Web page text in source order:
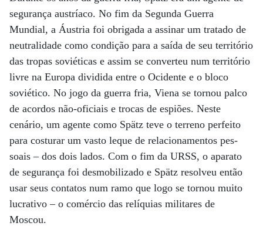
segurança austríaco. No fim da Segunda Guerra
Mundial, a Áustria foi obrigada a assinar um tratado de
neutralidade como condição para a saída de seu território
das tropas soviéticas e assim se converteu num território
livre na Europa dividida entre o Ocidente e o bloco
soviético. No jogo da guerra fria, Viena se tornou palco
de acordos não-oficiais e trocas de espiões. Neste
cenário, um agente como Spätz teve o terreno perfeito
para costurar um vasto leque de relacionamentos pes-
soais – dos dois lados. Com o fim da URSS, o aparato
de segurança foi desmobilizado e Spätz resolveu então
usar seus contatos num ramo que logo se tornou muito
lucrativo – o comércio das relíquias militares de
Moscou.